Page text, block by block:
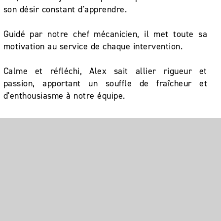
son désir constant d'apprendre.
Guidé par notre chef mécanicien, il met toute sa
motivation au service de chaque intervention.
Calme et réfléchi, Alex sait allier rigueur et
passion, apportant un souffle de fraîcheur et
d'enthousiasme à notre équipe.